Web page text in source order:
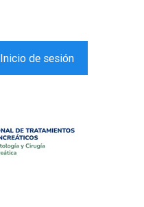
Inicio de sesión